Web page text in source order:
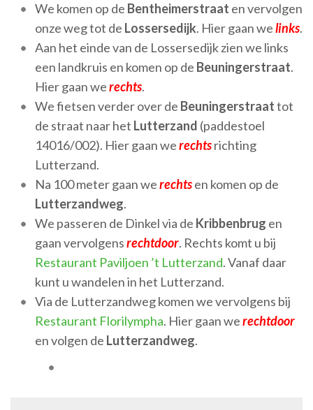
We komen op de Bentheimerstraat en vervolgen
onze weg tot de Lossersedijk. Hier gaan welinks.
Aan het einde van de Lossersedijk zien we links
een landkruis en komen op de Beuningerstraat.
Hier gaan werechts.
We fietsen verder over de Beuningerstraattot
de straat naar het Lutterzand (paddestoel
14016/002). Hier gaan werechtsrichting
Lutterzand.
Na 100 meter gaan werechtsen komen op de
Lutterzandweg.
We passeren de Dinkel via de Kribbenbrug en
gaan vervolgensrechtdoor. Rechts komt u bij
Restaurant Paviljoen ’t Lutterzand. Vanaf daar
kunt u wandelen in het Lutterzand.
Via de Lutterzandweg komen we vervolgens bij
Restaurant Florilympha. Hier gaan werechtdoor
en volgen de Lutterzandweg.